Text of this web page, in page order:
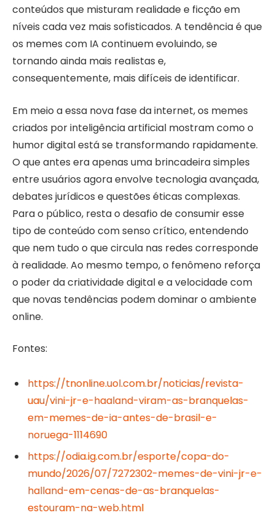
conteúdos que misturam realidade e ficção em
níveis cada vez mais sofisticados. A tendência é que
os memes com IA continuem evoluindo, se
tornando ainda mais realistas e,
consequentemente, mais difíceis de identificar.
Em meio a essa nova fase da internet, os memes
criados por inteligência artificial mostram como o
humor digital está se transformando rapidamente.
O que antes era apenas uma brincadeira simples
entre usuários agora envolve tecnologia avançada,
debates jurídicos e questões éticas complexas.
Para o público, resta o desafio de consumir esse
tipo de conteúdo com senso crítico, entendendo
que nem tudo o que circula nas redes corresponde
à realidade. Ao mesmo tempo, o fenômeno reforça
o poder da criatividade digital e a velocidade com
que novas tendências podem dominar o ambiente
online.
Fontes:
https://tnonline.uol.com.br/noticias/revista-
uau/vini-jr-e-haaland-viram-as-branquelas-
em-memes-de-ia-antes-de-brasil-e-
noruega-1114690
https://odia.ig.com.br/esporte/copa-do-
mundo/2026/07/7272302-memes-de-vini-jr-e-
halland-em-cenas-de-as-branquelas-
estouram-na-web.html